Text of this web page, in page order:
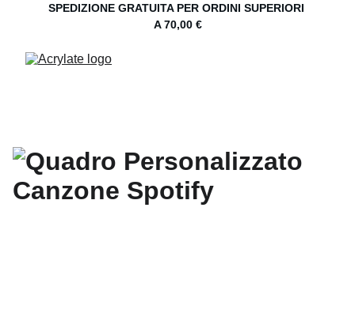
SPEDIZIONE GRATUITA PER ORDINI SUPERIORI
A 70,00 €